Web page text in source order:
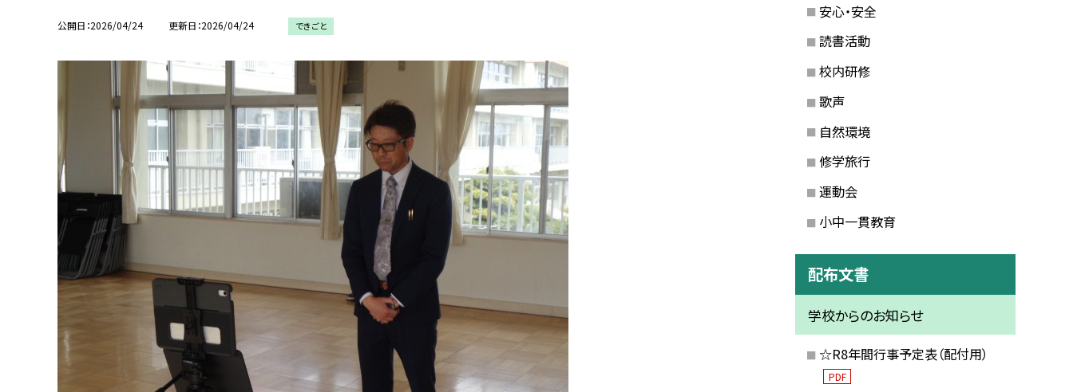
公開日 2026/04/24 更新日 2026/04/24 できごと
安心・安全
読書活動
校内研修
歌声
自然環境
修学旅行
運動会
小中一貫教育
配布文書
学校からのお知らせ
☆R8年間行事予定表（配付用）
PDF